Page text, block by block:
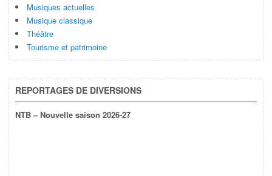
Musiques actuelles
Musique classique
Théâtre
Tourisme et patrimoine
REPORTAGES DE DIVERSIONS
NTB – Nouvelle saison 2026-27